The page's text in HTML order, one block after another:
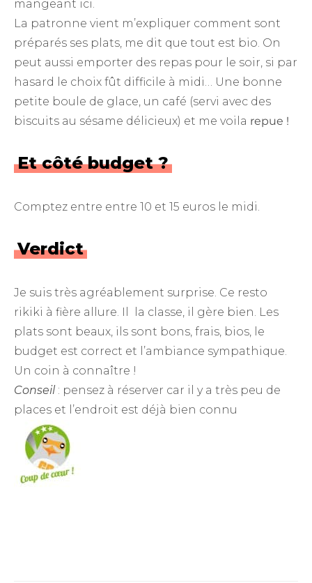
mangeant ici.
La patronne vient m’expliquer comment sont
préparés ses plats, me dit que tout est bio. On
peut aussi emporter des repas pour le soir, si par
hasard le choix fût difficile à midi… Une bonne
petite boule de glace, un café (servi avec des
biscuits au sésame délicieux) et me voila repue !
Et côté budget ?
Comptez entre entre 10 et 15 euros le midi.
Verdict
Je suis très agréablement surprise. Ce resto
rikiki à fière allure. Il la classe, il gère bien. Les
plats sont beaux, ils sont bons, frais, bios, le
budget est correct et l’ambiance sympathique.
Un coin à connaître !
Conseil: pensez à réserver car il y a très peu de
places et l’endroit est déjà bien connu